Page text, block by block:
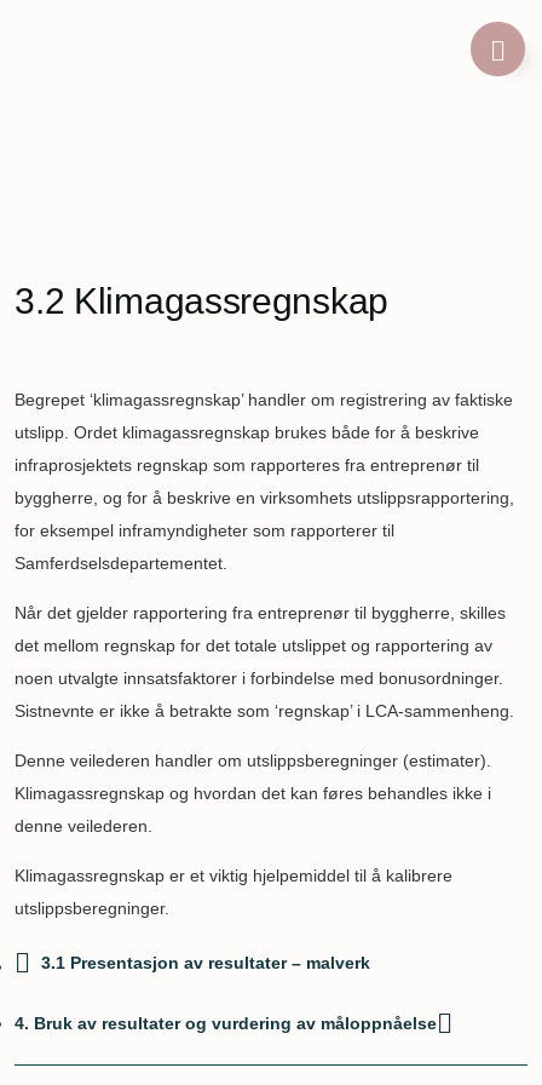
Navigasjonssti
3.2 Klimagassregnskap
Begrepet ‘klimagassregnskap’ handler om registrering av faktiske
utslipp. Ordet klimagassregnskap brukes både for å beskrive
infraprosjektets regnskap som rapporteres fra entreprenør til
byggherre, og for å beskrive en virksomhets utslippsrapportering,
for eksempel inframyndigheter som rapporterer til
Samferdselsdepartementet.
Når det gjelder rapportering fra entreprenør til byggherre, skilles
det mellom regnskap for det totale utslippet og rapportering av
noen utvalgte innsatsfaktorer i forbindelse med bonusordninger.
Sistnevnte er ikke å betrakte som ‘regnskap’ i LCA-sammenheng.
Denne veilederen handler om utslippsberegninger (estimater).
Klimagassregnskap og hvordan det kan føres behandles ikke i
denne veilederen.
Klimagassregnskap er et viktig hjelpemiddel til å kalibrere
utslippsberegninger.
for
3.1 Presentasjon av resultater – malverk
4. Bruk av resultater og vurdering av måloppnåelse